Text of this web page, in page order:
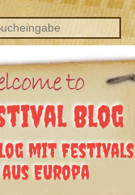
Blog
mit Festivals
aus Europa